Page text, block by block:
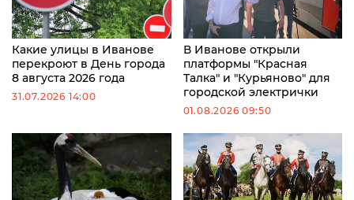
Какие улицы в Иванове
перекроют в День города
8 августа 2026 года
31.07.2026 14:00
В Иванове открыли
платформы "Красная
Талка" и "Курьяново" для
городской электрички
01.08.2026 09:50